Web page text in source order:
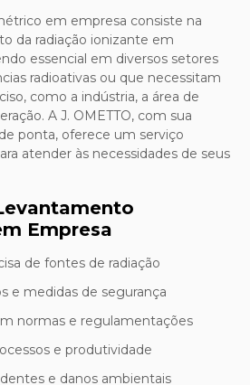
em empresa consiste na
da radiação ionizante em
essencial em diversos setores
radioativas ou que necessitam
como a indústria, a área de
A J. OMETTO, com sua
ponta, oferece um serviço
atender às necessidades de seus
Empresa
de fontes de radiação
e medidas de segurança
normas e regulamentações
e produtividade
e danos ambientais